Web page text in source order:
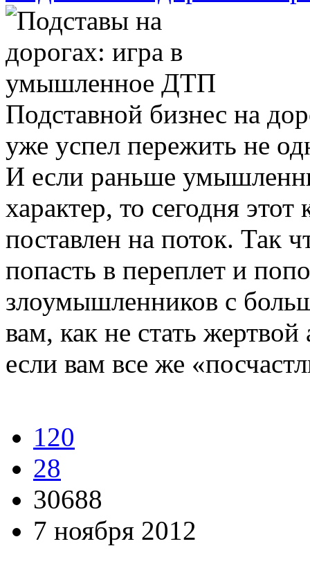
Подставной бизнес на
уже успел пережить не
И если раньше
характер, то сегодня
поставлен на поток. Так
попасть в переплет и
злоумышленников с
вам, как не стать жертвой
если вам все же
120
28
30688
7 ноября 2012